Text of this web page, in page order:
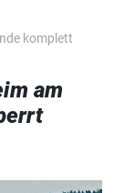
komplett
am